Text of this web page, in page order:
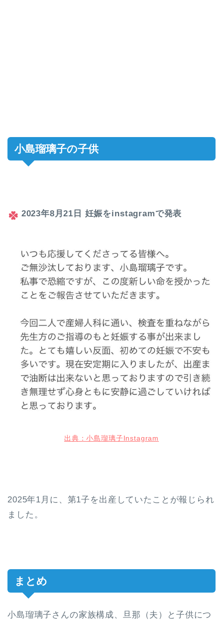
小島瑠璃子の子供
2023年8月21日 妊娠をinstagramで発表
出典：小島瑠璃子Instagram
2025年1月に、第1子を出産していたことが報じられ
ました。
まとめ
小島瑠璃子さんの家族構成、旦那（夫）と子供につ